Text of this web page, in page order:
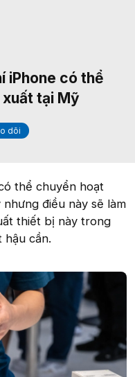
iPhone có thể
tại Mỹ
dõi
thể chuyển hoạt
điều này sẽ làm
thiết bị này trong
hậu cần.